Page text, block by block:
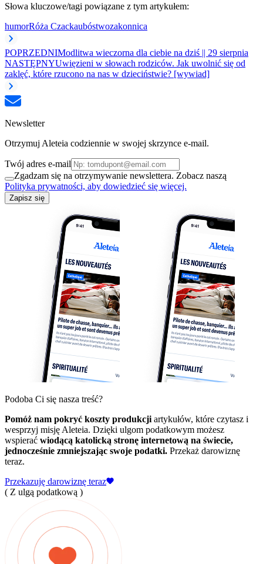
Słowa kluczowe/tagi powiązane z tym artykułem:
humorRóża Czackaubóstwozakonnica
POPRZEDNIModlitwa wieczorna dla ciebie na dziś || 29 sierpnia
NASTĘPNYUwięzieni w słowach rodziców. Jak uwolnić się od
zaklęć, które rzucono na nas w dzieciństwie? [wywiad]
Newsletter
Otrzymuj Aleteia codziennie w swojej skrzynce e-mail.
Twój adres e-mail
Zgadzam się na otrzymywanie newslettera. Zobacz naszą
Polityka prywatności, aby dowiedzieć się więcej.
Zapisz się
Podoba Ci się nasza treść?
Pomóż nam pokryć koszty produkcji artykułów, które czytasz i
wesprzyj misję Aleteia. Dzięki ulgom podatkowym możesz
wspierać wiodącą katolicką stronę internetową na świecie,
jednocześnie zmniejszając swoje podatki. Przekaż darowiznę
teraz.
Przekazuję darowiznę teraz
( Z ulgą podatkową )